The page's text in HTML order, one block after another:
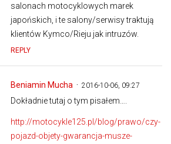
salonach motocyklowych marek
japońskich, i te salony/serwisy traktują
klientów Kymco/Rieju jak intruzów.
REPLY
Beniamin Mucha 2016-10-06, 09:27
Dokładnie tutaj o tym pisałem….
http://motocykle125.pl/blog/prawo/czy-
pojazd-objety-gwarancja-musze-